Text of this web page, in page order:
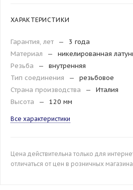
ХАРАКТЕРИСТИКИ
Гарантия, лет —
3 года
Материал
—
никелированная
Резьба
—
внутренняя
Тип соединения
—
резьбовое
Страна производства
—
Италия
Высота
— 120 мм
Все характеристики
Цена действительна только для
отличаться от цен в розничных